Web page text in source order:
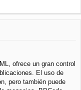
ofrece un gran control
El uso de
pero también puede